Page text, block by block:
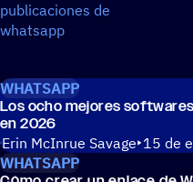
publicaciones de
whatsapp
WHATSAPP
Los ocho mejores
en 2026
Erin McInrue Savage 15 de
WHATSAPP